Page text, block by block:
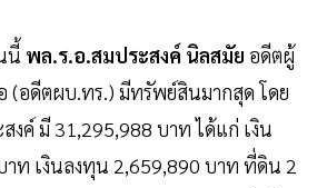
นี้ พล.ร.อ.สมประสงค์ นิลสมัย อดีตผู้
(อดีตผบ.ทร.) มีทรัพย์สินมากสุด โดย
งค์ มี 31,295,988 บาท ได้แก่ เงิน
าท เงินลงทุน 2,659,890 บาท ที่ดิน 2